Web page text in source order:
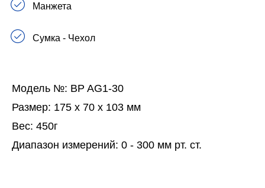
Манжета
Сумка - Чехол
Модель №: BP AG1-30
Размер: 175 x 70 x 103 мм
Вес: 450г
Диапазон измерений: 0 - 300 мм рт. ст.